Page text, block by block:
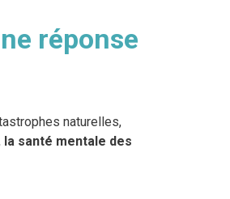
réponse
naturelles,
la santé mentale des